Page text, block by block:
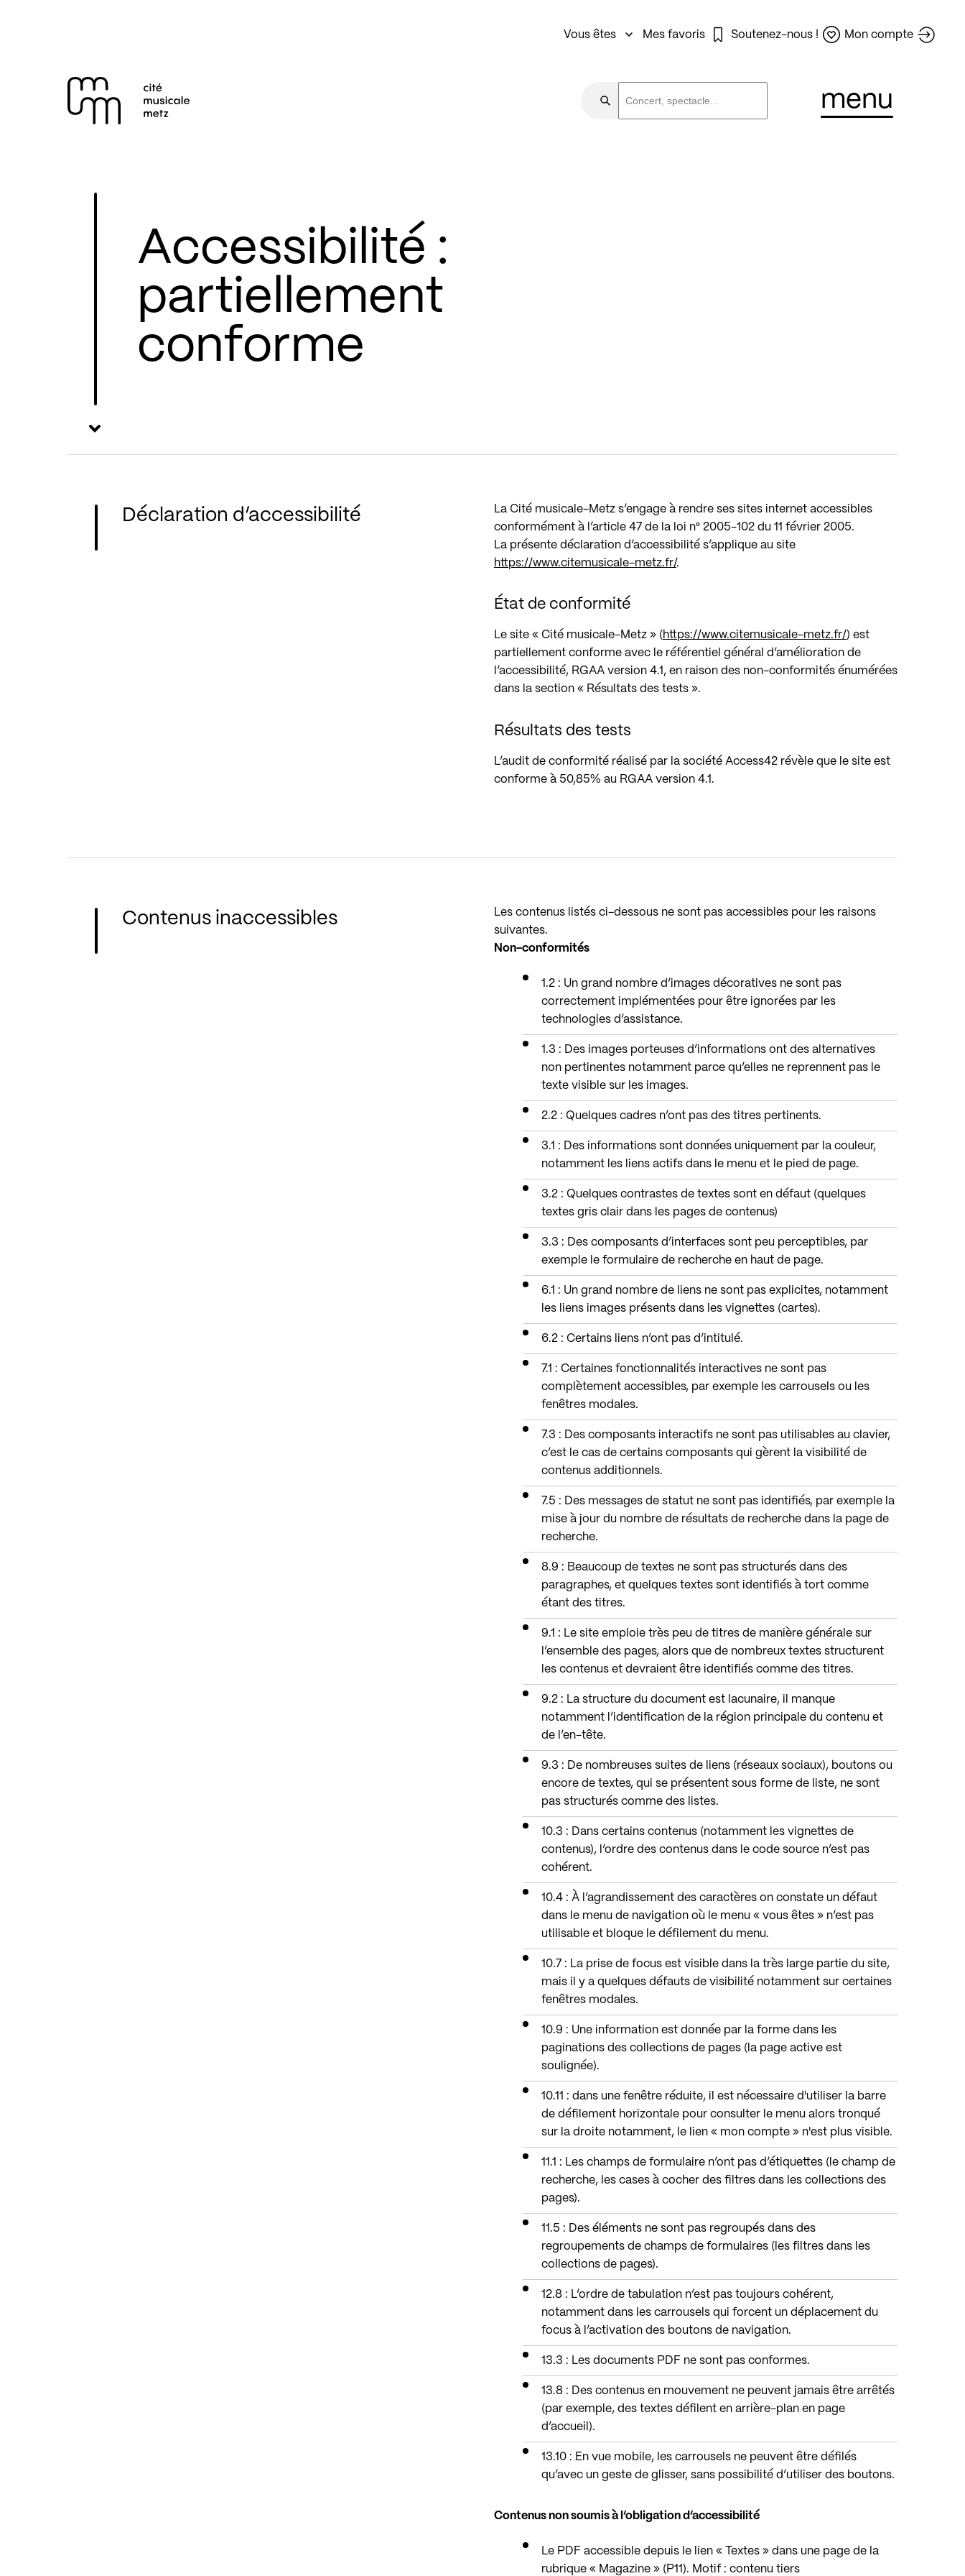
Pied de page
Vous êtes Mes favoris Soutenez-nous ! Mon compte
menu
Accessibilité :
partiellement
conforme
Déclaration d’accessibilité
La Cité musicale-Metz s’engage à rendre ses sites internet accessibles
conformément à l’article 47 de la loi n° 2005-102 du 11 février 2005.
La présente déclaration d’accessibilité s’applique au site
https://www.citemusicale-metz.fr/.
État de conformité
Le site « Cité musicale-Metz » ( https://www.citemusicale-metz.fr/) est
partiellement conforme avec le référentiel général d’amélioration de
l’accessibilité, RGAA version 4.1, en raison des non-conformités énumérées
dans la section « Résultats des tests ».
Résultats des tests
L’audit de conformité réalisé par la société Access42 révèle que le site est
conforme à 50,85% au RGAA version 4.1.
Contenus inaccessibles
Les contenus listés ci-dessous ne sont pas accessibles pour les raisons
suivantes.
Non-conformités
1.2 : Un grand nombre d’images décoratives ne sont pas
correctement implémentées pour être ignorées par les
technologies d’assistance.
1.3 : Des images porteuses d’informations ont des alternatives
non pertinentes notamment parce qu’elles ne reprennent pas le
texte visible sur les images.
2.2 : Quelques cadres n’ont pas des titres pertinents.
3.1 : Des informations sont données uniquement par la couleur,
notamment les liens actifs dans le menu et le pied de page.
3.2 : Quelques contrastes de textes sont en défaut (quelques
textes gris clair dans les pages de contenus)
3.3 : Des composants d’interfaces sont peu perceptibles, par
exemple le formulaire de recherche en haut de page.
6.1 : Un grand nombre de liens ne sont pas explicites, notamment
les liens images présents dans les vignettes (cartes).
6.2 : Certains liens n’ont pas d’intitulé.
7.1 : Certaines fonctionnalités interactives ne sont pas
complètement accessibles, par exemple les carrousels ou les
fenêtres modales.
7.3 : Des composants interactifs ne sont pas utilisables au clavier,
c’est le cas de certains composants qui gèrent la visibilité de
contenus additionnels.
7.5 : Des messages de statut ne sont pas identifiés, par exemple la
mise à jour du nombre de résultats de recherche dans la page de
recherche.
8.9 : Beaucoup de textes ne sont pas structurés dans des
paragraphes, et quelques textes sont identifiés à tort comme
étant des titres.
9.1 : Le site emploie très peu de titres de manière générale sur
l’ensemble des pages, alors que de nombreux textes structurent
les contenus et devraient être identifiés comme des titres.
9.2 : La structure du document est lacunaire, il manque
notamment l’identification de la région principale du contenu et
de l’en-tête.
9.3 : De nombreuses suites de liens (réseaux sociaux), boutons ou
encore de textes, qui se présentent sous forme de liste, ne sont
pas structurés comme des listes.
10.3 : Dans certains contenus (notamment les vignettes de
contenus), l’ordre des contenus dans le code source n’est pas
cohérent.
10.4 : À l’agrandissement des caractères on constate un défaut
dans le menu de navigation où le menu « vous êtes » n’est pas
utilisable et bloque le défilement du menu.
10.7 : La prise de focus est visible dans la très large partie du site,
mais il y a quelques défauts de visibilité notamment sur certaines
fenêtres modales.
10.9 : Une information est donnée par la forme dans les
paginations des collections de pages (la page active est
soulignée).
10.11 : dans une fenêtre réduite, il est nécessaire d'utiliser la barre
de défilement horizontale pour consulter le menu alors tronqué
sur la droite notamment, le lien « mon compte » n'est plus visible.
11.1 : Les champs de formulaire n’ont pas d’étiquettes (le champ de
recherche, les cases à cocher des filtres dans les collections des
pages).
11.5 : Des éléments ne sont pas regroupés dans des
regroupements de champs de formulaires (les filtres dans les
collections de pages).
12.8 : L’ordre de tabulation n’est pas toujours cohérent,
notamment dans les carrousels qui forcent un déplacement du
focus à l’activation des boutons de navigation.
13.3 : Les documents PDF ne sont pas conformes.
13.8 : Des contenus en mouvement ne peuvent jamais être arrêtés
(par exemple, des textes défilent en arrière-plan en page
d’accueil).
13.10 : En vue mobile, les carrousels ne peuvent être défilés
qu’avec un geste de glisser, sans possibilité d’utiliser des boutons.
Contenus non soumis à l’obligation d’accessibilité
Le PDF accessible depuis le lien « Textes » dans une page de la
rubrique « Magazine » (P11). Motif : contenu tiers